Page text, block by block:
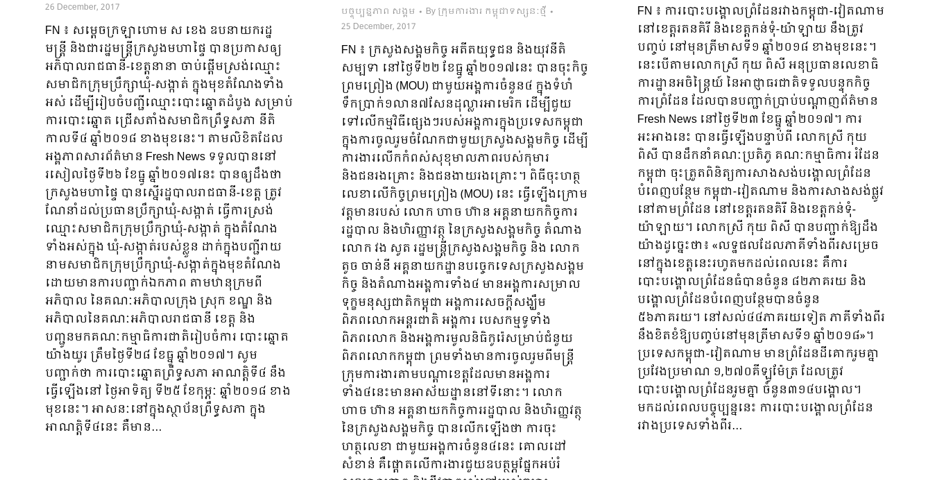
26 December, 2017
FN ៖ សម្តេចក្រឡាហោម ស​ ខេង ឧបនាយករដ្ឋ
មន្ត្រី និងជារដ្ឋមន្ត្រីក្រសួងមហាផ្ទៃ បានប្រកាសឲ្យ
អភិបាលរាជធានី-ខេត្តនានា ចាប់ផ្តើមស្រង់ឈ្មោះ
សមាជិកក្រុមប្រឹក្សាឃុំ-សង្កាត់ ក្នុងមុខតំណែងទាំង
អស់ ដើម្បីរៀបចំបញ្ជីឈ្មោះបោះឆ្នោតដំបូង សម្រាប់
ការបោះឆ្នោត ជ្រើសតាំងសមាជិកព្រឹទ្ធសភា នីតិ
កាលទី៤ ឆ្នាំ២០១៨ ខាងមុខនេះ។ តាមលិខិតដែល
អង្គភាពសារព័ត៌មាន Fresh News ទទួលបាននៅ
រសៀលថ្ងៃទី២៦ ខែធ្នូ ឆ្នាំ២០១៧នេះ បានឲ្យដឹងថា
ក្រសួងមហាផ្ទៃ បានស្នើរដ្ឋបាលរាជធានី-ខេត្ត ត្រូវ
ណែនាំដល់ប្រធានប្រឹក្សាឃុំ-សង្កាត់ ធ្វើការស្រង់
ឈ្មោះសមាជិកក្រុមប្រឹក្សាឃុំ-សង្កាត់ ក្នុងតំណែង
ទាំងអស់ក្នុង ឃុំ-សង្កាត់របស់ខ្លួន ដាក់ក្នុងបញ្ជីរាយ
នាមសមាជិកក្រុមប្រឹក្សាឃុំ-សង្កាត់ក្នុងមុខតំណែង
ដោយមានការបញ្ជាក់ឯកភាព តាមឋានុក្រមពី
អភិបាល នៃគណៈអភិបាលក្រុង ស្រុក ខណ្ឌ និង
អភិបាលនៃគណៈអភិបាលរាជធានី ខេត្ត និង
បញ្ជូនមកគណៈកម្មាធិការជាតិរៀបចំការ បោះឆ្នោត
យ៉ាងយូរ ត្រឹមថ្ងៃទី២៨ ខែធ្នូ ឆ្នាំ២០១៧។ សូម
បញ្ជាក់ថា ការបោះឆ្នោតព្រឹទ្ធសភា អាណត្តិទី៤ នឹង
ធ្វើឡើងនៅ ថ្ងៃអាទិត្យ ទី២៥ ខែកុម្ភៈ ឆ្នាំ២០១៨ ខាង
មុខនេះ។ អាសនៈនៅក្នុងស្ថាប័នព្រឹទ្ធសភា ក្នុង
អាណត្តិទី៤នេះ គឺមាន…
បច្ចុប្បន្នភាព សង្គម By ក្រុមការងារ កម្ពុជាទស្សនៈថ្មី
25 December, 2017
FN ៖ ក្រសួងសង្គមកិច្ច អតីតយុទ្ធជន និងយុវនីតិ
សម្បទា នៅថ្ងៃទី២២ ខែធ្នូ ឆ្នាំ២០១៧នេះ បានចុះកិច្ច
ព្រមព្រៀង (MOU) ជាមួយអង្គការចំនួន៤ ក្នុងទំហំ
ទឹកប្រាក់១លាន៧សែនដុល្លារអាមេរិក ដើម្បីជួយ
ទៅលើកម្មវិធីផ្សេងៗរបស់អង្គការក្នុងប្រទេសកម្ពុជា
ក្នុងការចូលរួមចំណែកជាមួយក្រសួងសង្គមកិច្ច ដើម្បី
ការងារលើកកំពស់សុខុមាលភាពរបស់កុមារ
និងជនរងគ្រោះ និងជនងាយរងគ្រោះ។ ពិធីចុះហត្ថ
លេខាលើកិច្ចព្រមព្រៀង (MOU) នេះ ធ្វើឡើងក្រោម
វត្តមានរបស់ លោក ហាច ហ៊ាន អគ្គនាយកកិច្ចការ
រដ្ឋបាល និងហិរញ្ញាវត្ថុ នៃក្រសួងសង្គមកិច្ច តំណាង
លោក វង សូត រដ្ឋមន្រ្តីក្រសួងសង្គមកិច្ច និង លោក
តូច ចាន់នី អគ្គនាយកដ្ឋានបច្ចេកទេសក្រសួងសង្គម
កិច្ច និងតំណាងអង្គការទាំង៤ មានអង្គការសម្រាល
ទុក្ខមនុស្សជាតិកម្ពុជា អង្គការសេចក្តីសង្ឃឹម
ពិភពលោកអន្តរជាតិ អង្គការ បេសកម្មទូទាំង
ពិភពលោក និងអង្គការមូលនិធិកូរ៉េសម្រាប់ជំនួយ
ពិភពលោកកម្ពុជា ព្រមទាំងមានការចូលរួមពីមន្រ្តី
ក្រុមការងារតាមបណ្តាខេត្តដែលមានអង្គការ
ទាំង៤នេះមានអាស័យដ្ឋាននៅទីនោះ។ លោក
ហាច ហ៊ាន អគ្គនាយកកិច្ចការរដ្ឋបាល និងហិរញ្ញវត្ថុ
នៃក្រសួងសង្គមកិច្ច បានលើកឡើងថា ការចុះ
ហត្ថលេខា ជាមួយអង្គការចំនួន៤នេះ គោលដៅ
សំខាន់ គឺផ្តោតលើការងារជួយឧបត្ថម្ភផ្នែកអប់រំ
FN ៖ ការបោះបង្គោលព្រំដែនរវាងកម្ពុជា-វៀតណាម
នៅខេត្តរតនគិរី និងខេត្តកន់ទុំ-យ៉ាឡាយ នឹងត្រូវ
បញ្ចប់ នៅមុនត្រីមាសទី១ ឆ្នាំ២០១៨ ខាងមុខនេះ។
នេះបើតាមលោកស្រី កុយ ពិសី អនុប្រធានលេខាធិ
ការដ្ឋានអចិន្រ្តៃយ៍ នៃអាជ្ញាធរជាតិទទួលបន្ទុកកិច្ច
ការព្រំដែន ដែលបានបញ្ជាក់ប្រាប់បណ្តាញព័ត៌មាន ​
Fresh News នៅថ្ងៃទី២៣ ខែធ្នូ ឆ្នាំ២០១៧។ ការ
អះអាងនេះ បានធ្វើឡើងបន្ទាប់ពី លោកស្រី កុយ
ពិសី បានដឹកនាំគណៈប្រតិភូ ​គណៈកម្មាធិការ រំដែន
កម្ពុជា ចុះត្រួតពិនិត្យការសាងសង់បង្គោលព្រំដែន
បំពេញបន្ថែម កម្ពុជា-វៀតណាម និងការសាងសង់ផ្លូវ
នៅតាមព្រំដែន នៅខេត្តរតនគិរី និងខេត្តកន់ទុំ-
យ៉ាឡាយ។ លោកស្រី កុយ ពិសី បានបញ្ជាក់ឱ្យដឹង
យ៉ាងដូច្នេះថា៖ «លទ្ឋផលដែលភាគីទាំងពីរសម្រេច
នៅក្នុងខេត្តនេះរហូតមកដល់ពេលនេះ គឺការ
បោះបង្គោលព្រំដែនធំបានចំនួន ៨២ភាគរយ និង
បង្គោលព្រំដែនបំពេញបន្ថែមបានចំនួន
៥៦ភាគរយ។ នៅសល់៤៤ភាគរយទៀត ភាគីទាំងពីរ
នឹងខិតខំឱ្យបញ្ចប់នៅមុនត្រីមាសទី១ ឆ្នាំ២០១៨»។
ប្រទេសកម្ពុជា-វៀតណាម មានព្រំដែនដីគោករួមគ្នា
ប្រវែងប្រមាណ ១,២៧០គីឡូម៉ែត្រ ដែលត្រូវ
បោះបង្គោលព្រំដែនរួមគ្នា ចំនួន៣១៤បង្គោល។
មកដល់ពេលបច្ចុប្បន្ននេះ ការបោះបង្គោលព្រំដែន
រវាងប្រទេសទាំងពីរ…